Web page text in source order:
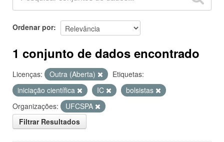
Sobre
Ordenar por
1 conjunto de dados encontrado
Licenças: Outra (Aberta)
Etiquetas:
iniciação científica
IC
bolsistas
Organizações:
UFCSPA
Filtrar Resultados